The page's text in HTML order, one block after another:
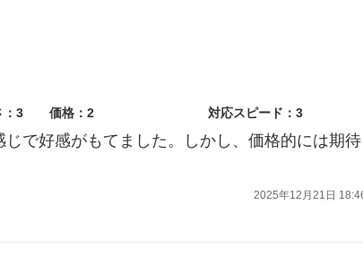
：3 価格：2 対応スピード：3
で好感がもてました。しかし、価格的には期待
2025年12月21日